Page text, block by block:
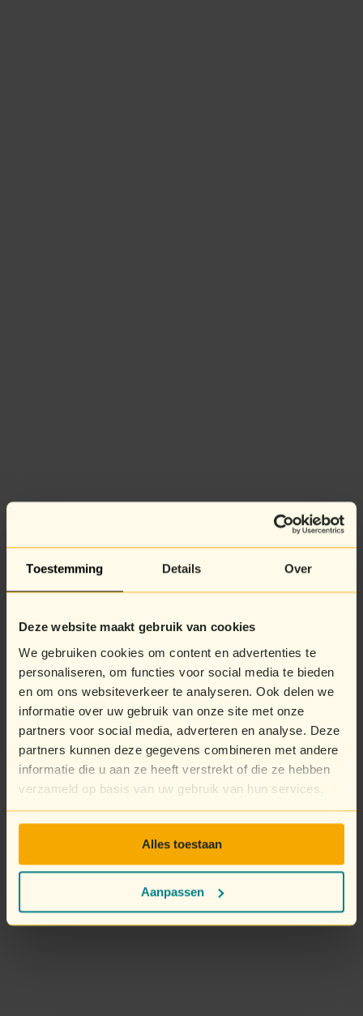
Toestemming Details Over
Deze website maakt gebruik van cookies
We gebruiken cookies om content en advertenties te
personaliseren, om functies voor social media te bieden
en om ons websiteverkeer te analyseren. Ook delen we
informatie over uw gebruik van onze site met onze
partners voor social media, adverteren en analyse. Deze
partners kunnen deze gegevens combineren met andere
informatie die u aan ze heeft verstrekt of die ze hebben
verzameld op basis van uw gebruik van hun services.
Alles toestaan
Aanpassen